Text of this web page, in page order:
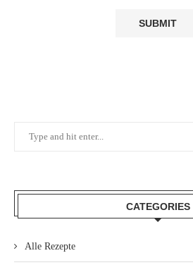
CATEGORIES
Alle Rezepte